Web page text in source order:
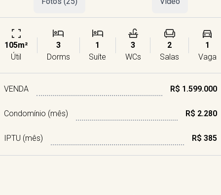
105m²
Útil
3
Dorms
1
Suíte
3
WCs
2
Salas
1
Vaga
VENDA R$ 1.599.000
Condomínio (mês) R$ 2.280
IPTU (mês) R$ 385